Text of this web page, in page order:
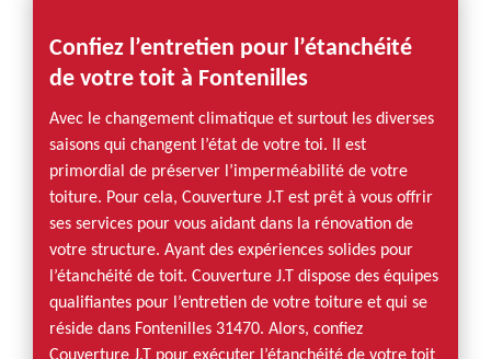
Confiez l’entretien pour l’étanchéité
de votre toit à Fontenilles
Avec le changement climatique et surtout les diverses
saisons qui changent l’état de votre toi. Il est
primordial de préserver l’imperméabilité de votre
toiture. Pour cela, Couverture J.T est prêt à vous offrir
ses services pour vous aidant dans la rénovation de
votre structure. Ayant des expériences solides pour
l’étanchéité de toit. Couverture J.T dispose des équipes
qualifiantes pour l’entretien de votre toiture et qui se
réside dans Fontenilles 31470. Alors, confiez